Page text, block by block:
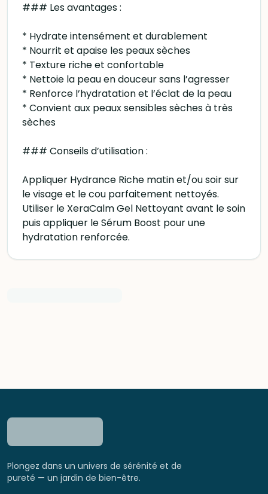
### Les avantages :
* Hydrate intensément et durablement
* Nourrit et apaise les peaux sèches
* Texture riche et confortable
* Nettoie la peau en douceur sans l’agresser
* Renforce l’hydratation et l’éclat de la peau
* Convient aux peaux sensibles sèches à très
sèches
### Conseils d’utilisation :
Appliquer Hydrance Riche matin et/ou soir sur
le visage et le cou parfaitement nettoyés.
Utiliser le XeraCalm Gel Nettoyant avant le soin
puis appliquer le Sérum Boost pour une
Plongez dans un univers de sérénité et de
pureté — un jardin de bien-être.